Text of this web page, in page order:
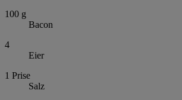
100 g
Bacon
4
Eier
1 Prise
Salz